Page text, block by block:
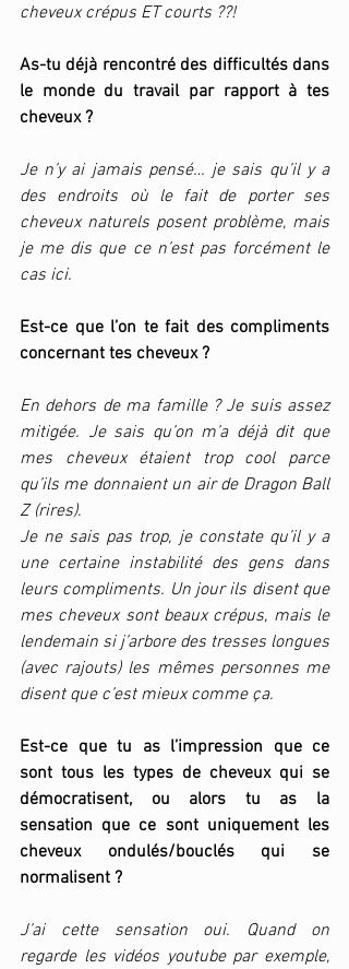
cheveux crépus ET courts ??!
As-tu déjà rencontré des difficultés dans
le monde du travail par rapport à tes
cheveux ?
Je n’y ai jamais pensé… je sais qu’il y a
des endroits où le fait de porter ses
cheveux naturels posent problème, mais
je me dis que ce n’est pas forcément le
cas ici.
Est-ce que l’on te fait des compliments
concernant tes cheveux ?
En dehors de ma famille ? Je suis assez
mitigée. Je sais qu’on m’a déjà dit que
mes cheveux étaient trop cool parce
qu’ils me donnaient un air de Dragon Ball
Z (rires).
Je ne sais pas trop, je constate qu’il y a
une certaine instabilité des gens dans
leurs compliments. Un jour ils disent que
mes cheveux sont beaux crépus, mais le
lendemain si j’arbore des tresses longues
(avec rajouts) les mêmes personnes me
disent que c’est mieux comme ça.
Est-ce que tu as l’impression que ce
sont tous les types de cheveux qui se
démocratisent, ou alors tu as la
sensation que ce sont uniquement les
cheveux ondulés/bouclés qui se
normalisent ?
J’ai cette sensation oui. Quand on
regarde les vidéos youtube par exemple,